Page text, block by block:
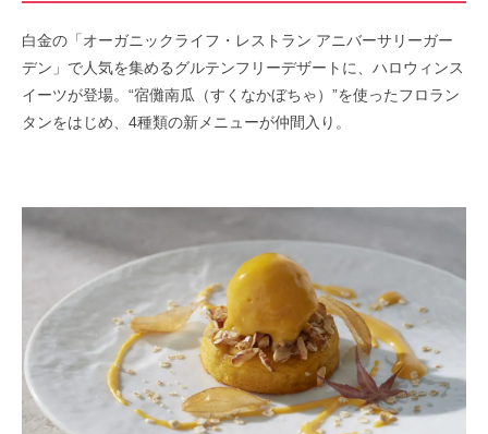
白金の「オーガニックライフ・レストラン アニバーサリーガー
デン」で人気を集めるグルテンフリーデザートに、ハロウィンス
イーツが登場。“宿儺南瓜（すくなかぼちゃ）”を使ったフロラン
タンをはじめ、4種類の新メニューが仲間入り。